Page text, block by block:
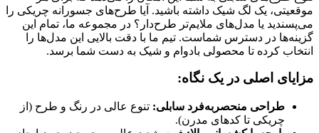
موقعیتی، یک لگ شیک داشته باشید. آیا طرح‌های جسورانه چریکی را
می‌پسندید یا مدل‌های ملایم‌تر طرح‌دار؟ در مجموعه ما، تمام این
گزینه‌ها در دسترس شماست. تیم ما با دقت بالایی این مدل‌ها را
انتخاب کرده تا محصولی بادوام و شیک به دست شما برسد.
مزایای اصلی در یک نگاه:
طراحی منحصربه‌فرد سابلی: تنوع عالی در رنگ و طرح (از
چریکی تا کدهای مدرن).